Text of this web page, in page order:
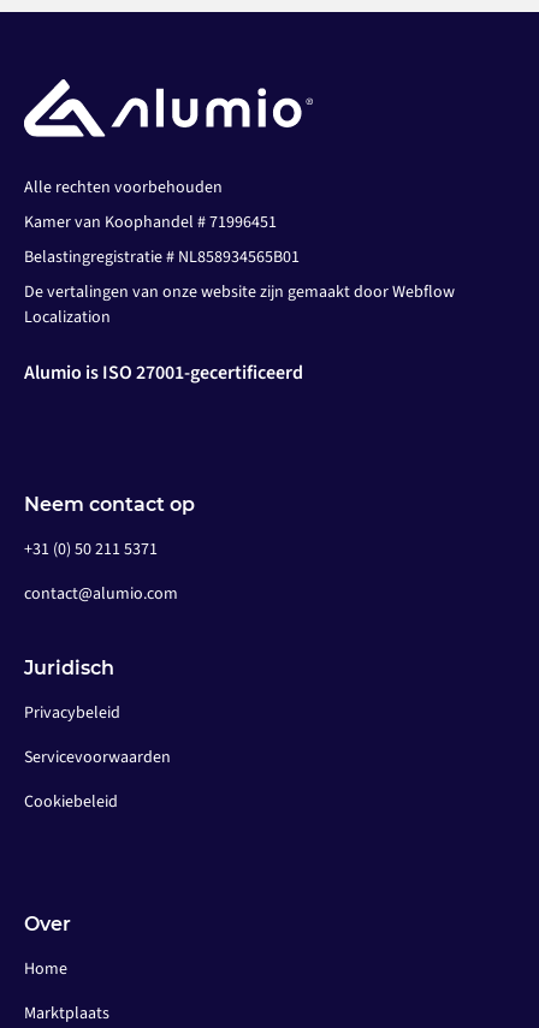
Alle rechten voorbehouden
Kamer van Koophandel # 71996451
Belastingregistratie # NL858934565B01
De vertalingen van onze website zijn gemaakt door Webflow
Localization
Alumio is ISO 27001-gecertificeerd
Neem contact op
+31 (0) 50 211 5371
contact@alumio.com
Juridisch
Privacybeleid
Servicevoorwaarden
Cookiebeleid
Over
Home
Marktplaats